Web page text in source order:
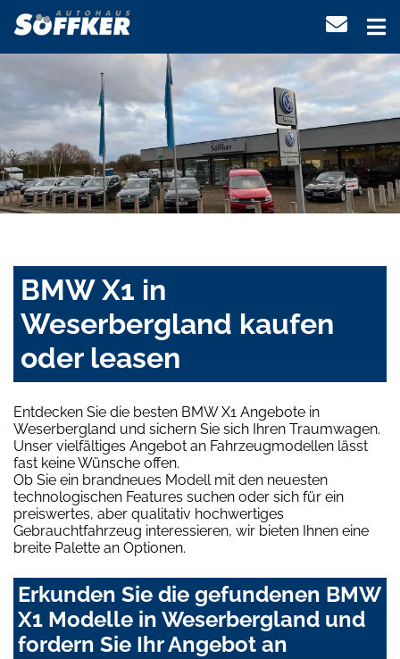
BMW X1 in
Weserbergland kaufen
oder leasen
Entdecken Sie die besten BMW X1 Angebote in
Weserbergland und sichern Sie sich Ihren Traumwagen.
Unser vielfältiges Angebot an Fahrzeugmodellen lässt
fast keine Wünsche offen.
Ob Sie ein brandneues Modell mit den neuesten
technologischen Features suchen oder sich für ein
preiswertes, aber qualitativ hochwertiges
Gebrauchtfahrzeug interessieren, wir bieten Ihnen eine
breite Palette an Optionen.
Erkunden Sie die gefundenen BMW
X1 Modelle in Weserbergland und
fordern Sie Ihr Angebot an